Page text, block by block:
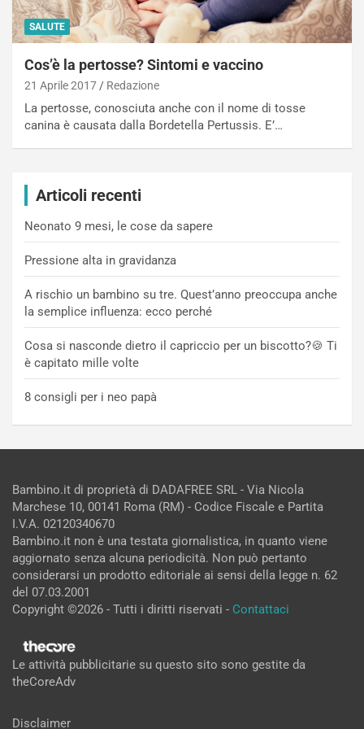
SALUTE
Cos’è la pertosse? Sintomi e vaccino
21 Aprile 2017 Redazione
La pertosse, conosciuta anche con il nome di tosse
canina è causata dalla Bordetella Pertussis. E’…
Articoli recenti
Neonato 9 mesi, le cose da sapere
Pressione alta in gravidanza
A rischio un bambino su tre. Quest’anno preoccupa anche
la semplice influenza: ecco perché
Cosa si nasconde dietro il capriccio per un biscotto?🍪 Ti
è capitato mille volte
8 consigli per i neo papà
Bambino.it di proprietà di DADAFREE SRL - Via Nicola
Marchese 10, 00141 Roma (RM) - Codice Fiscale e Partita
I.V.A. 02120340670
Bambino.it non è una testata giornalistica, in quanto viene
aggiornato senza alcuna periodicità. Non può pertanto
considerarsi un prodotto editoriale ai sensi della legge n. 62
del 07.03.2001
Copyright ©2026 - Tutti i diritti riservati - Contattaci
Le attività pubblicitarie su questo sito sono gestite da
theCoreAdv
Disclaimer